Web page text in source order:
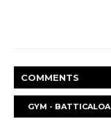
COMMENTS
GYM - BATTICALOA